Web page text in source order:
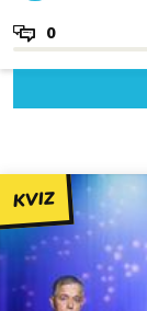
0
KVIZ